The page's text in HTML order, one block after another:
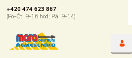
+420 474 623 867
(Po-Čt: 9-16 hod; Pá: 9-14)